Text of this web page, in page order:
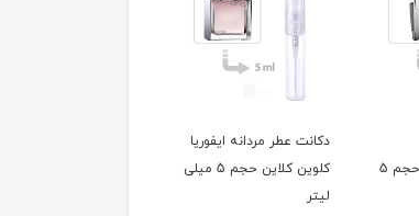
مرسدس بنز کلاب حجم 5
دکانت عطر مردانه ایفوریا
کلوین کلاین حجم 5 میلی
لیتر